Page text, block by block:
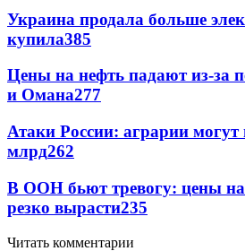
Украина продала больше
купила385
Цены на нефть падают из-за
и Омана277
Атаки России: аграрии могут
млрд262
В ООН бьют тревогу: цены
резко вырасти235
Читать комментарии